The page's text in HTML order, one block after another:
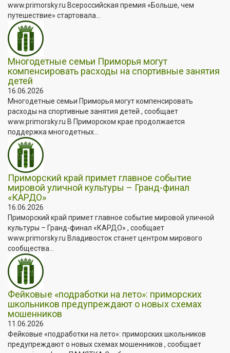
www.primorsky.ru Всероссийская премия «Больше, чем
путешествие» стартовала...
Многодетные семьи Приморья могут
компенсировать расходы на спортивные занятия
детей
16.06.2026
Многодетные семьи Приморья могут компенсировать
расходы на спортивные занятия детей , сообщает
www.primorsky.ru В Приморском крае продолжается
поддержка многодетных...
Приморский край примет главное событие
мировой уличной культуры – Гранд-финал
«КАРДО»
16.06.2026
Приморский край примет главное событие мировой уличной
культуры – Гранд-финал «КАРДО» , сообщает
www.primorsky.ru Владивосток станет центром мирового
сообщества...
Фейковые «подработки на лето»: приморских
школьников предупреждают о новых схемах
мошенников
11.06.2026
Фейковые «подработки на лето»: приморских школьников
предупреждают о новых схемах мошенников , сообщает